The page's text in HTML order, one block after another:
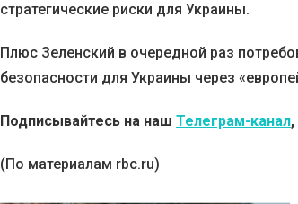
стратегические риски для Украины.
Плюс Зеленский в очередной раз
безопасности для Украины через
Подписывайтесь на наш Телеграм-канал
(По материалам rbc.ru)